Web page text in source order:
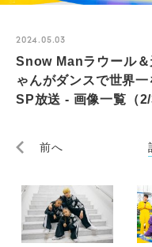
2024.05.03
Snow Manラウール＆
ゃんがダンスで世界
SP放送 - 画像一覧（2/
前へ